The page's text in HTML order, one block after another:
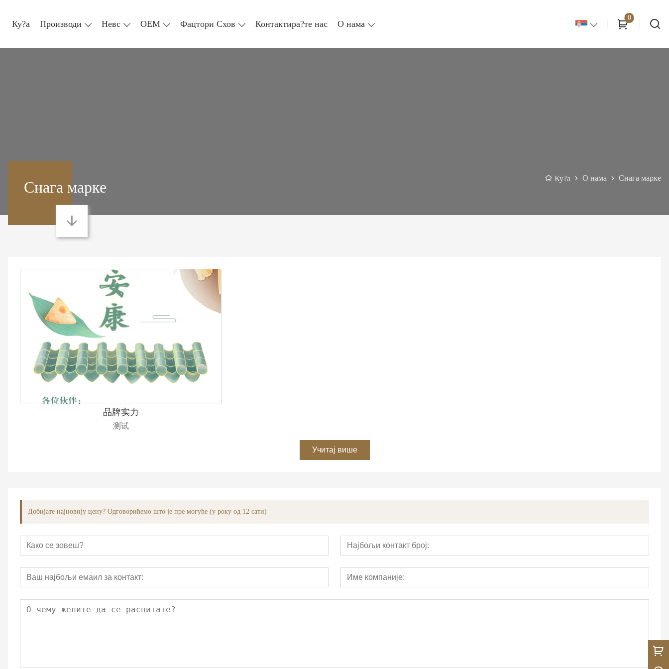
Ку?а Производи Невс ОЕМ Фацтори Схов Контактира?те нас О нама
0
Снага марке Ку?а О нама Снага марке
品牌实力
测试
Учитај више
Добијате најновију цену? Одговорићемо што је пре могуће (у року од 12 сати)